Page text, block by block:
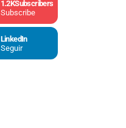
1.2KSubscribers
Subscribe
LinkedIn
Seguir